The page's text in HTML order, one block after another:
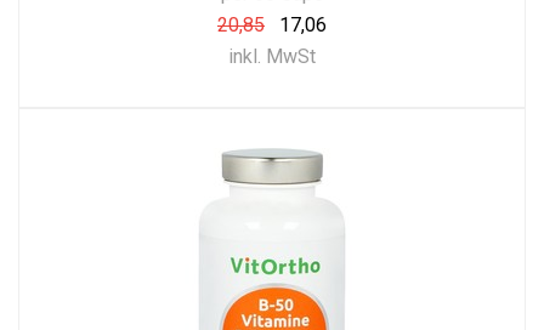
20,85
17,06
inkl. MwSt